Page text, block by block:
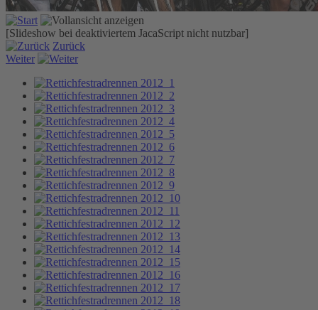
[Slideshow bei deaktiviertem JacaScript nicht nutzbar]
Zurück
Weiter